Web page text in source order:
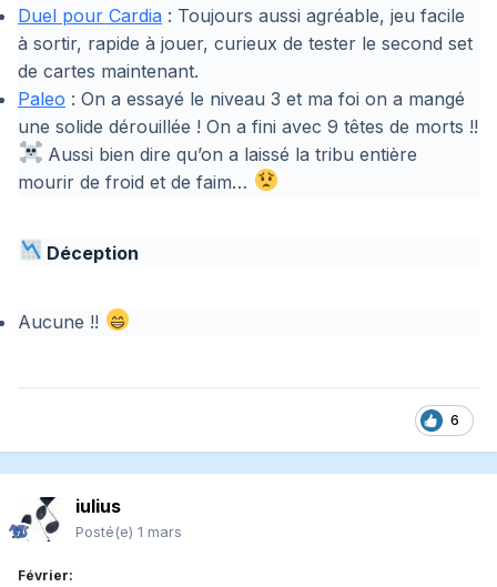
Duel pour Cardia : Toujours aussi agréable, jeu facile
à sortir, rapide à jouer, curieux de tester le second set
de cartes maintenant.
Paleo : On a essayé le niveau 3 et ma foi on a mangé
une solide dérouillée ! On a fini avec 9 têtes de morts !!
Aussi bien dire qu’on a laissé la tribu entière
mourir de froid et de faim…
Déception
Aucune !!
6
iulius
Posté(e) 1 mars
Février: